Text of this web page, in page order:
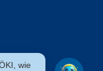
wie